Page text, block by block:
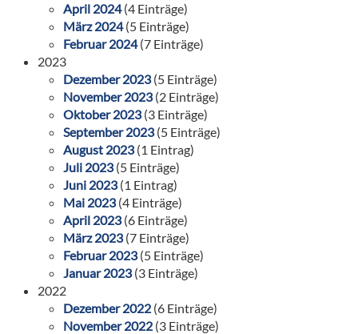
April 2024(4 Einträge)
März 2024(5 Einträge)
Februar 2024(7 Einträge)
2023
Dezember 2023(5 Einträge)
November 2023(2 Einträge)
Oktober 2023(3 Einträge)
September 2023(5 Einträge)
August 2023(1 Eintrag)
Juli 2023(5 Einträge)
Juni 2023(1 Eintrag)
Mai 2023(4 Einträge)
April 2023(6 Einträge)
März 2023(7 Einträge)
Februar 2023(5 Einträge)
Januar 2023(3 Einträge)
2022
Dezember 2022 (6 Einträge)
November 2022 (3 Einträge)